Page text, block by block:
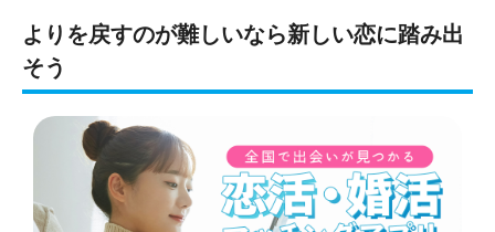
よりを戻すのが難しいなら新しい恋に踏み出
そう